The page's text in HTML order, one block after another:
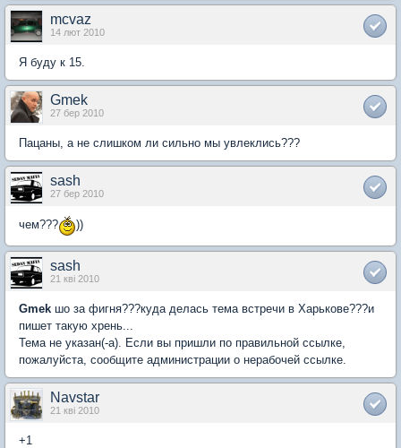
mcvaz
14 лют 2010
Я буду к 15.
Gmek
27 бер 2010
Пацаны, а не слишком ли сильно мы увлеклись???
sash
27 бер 2010
чем??? ))
sash
21 кві 2010
Gmek шо за фигня???куда делась тема встречи в Харькове???и
пишет такую хрень...
Тема не указан(-а). Если вы пришли по правильной ссылке,
пожалуйста, сообщите администрации о нерабочей ссылке.
Navstar
21 кві 2010
+1